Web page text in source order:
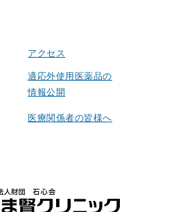
アクセス
適応外使用医薬品の
情報公開
医療関係者の皆様へ